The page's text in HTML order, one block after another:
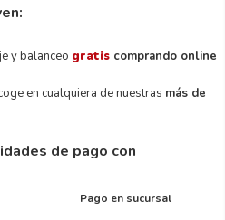
y balanceo gratis comprando online
en cualquiera de nuestras más de
de pago con
Pago en sucursal